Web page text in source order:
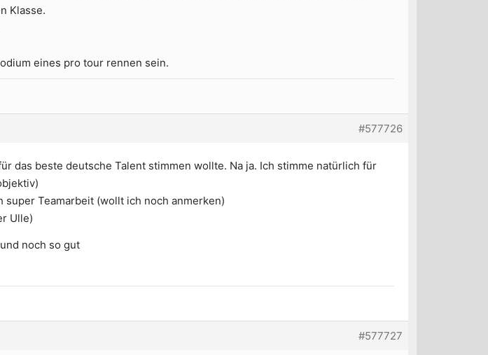
Klasse.
eines pro tour rennen sein.
#577726
das beste deutsche Talent stimmen wollte. Na ja. Ich stimme natürlich für
super Teamarbeit (wollt ich noch anmerken)
Ulle)
noch so gut
#577727